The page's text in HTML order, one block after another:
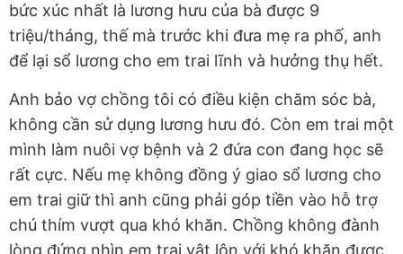
bức xúc nhất là lương hưu của bà được 9
triệu/tháng, thế mà trước khi đưa mẹ ra phố, anh
để lại sổ lương cho em trai lĩnh và hưởng thụ hết.
Anh bảo vợ chồng tôi có điều kiện chăm sóc bà,
không cần sử dụng lương hưu đó. Còn em trai một
mình làm nuôi vợ bệnh và 2 đứa con đang học sẽ
rất cực. Nếu mẹ không đồng ý giao sổ lương cho
em trai giữ thì anh cũng phải góp tiền vào hỗ trợ
chú thím vượt qua khó khăn. Chồng không đành